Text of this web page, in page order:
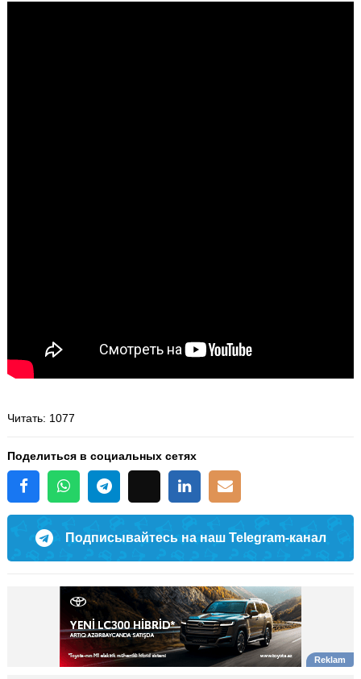
Читать: 1077
Поделиться в социальных сетях
Подписывайтесь на наш Telegram-канал